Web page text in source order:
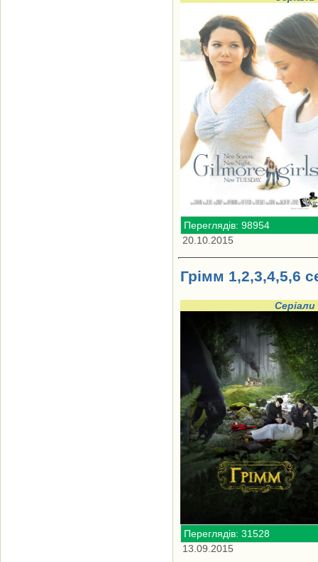
Переглядів: 98954
20.10.2015
Грімм 1,2,3,4,5,6
Серіали
Переглядів: 31528
13.09.2015